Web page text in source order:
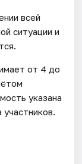
всей
ситуации и
от 4 до
указана